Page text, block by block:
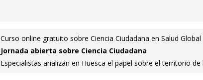
Curso online gratuito sobre Ciencia Ciudadana en Salud Global
Jornada abierta sobre Ciencia Ciudadana
Especialistas analizan en Huesca el papel sobre el territorio